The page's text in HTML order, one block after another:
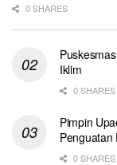
0 SHARES
Iklim
0 SHARES
Pimpin
Penguatan
0 SHARES